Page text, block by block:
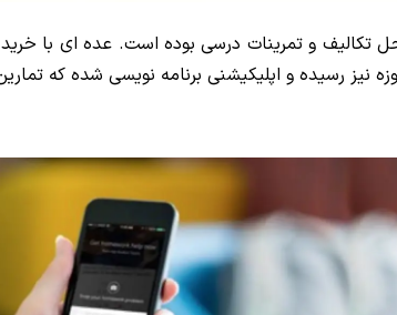
و تمرینات درسی بوده است. عده ای با
نیز رسیده و اپلیکیشنی برنامه نویسی شده که